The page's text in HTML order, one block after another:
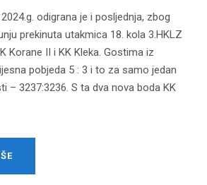
odigrana je i posljednja, zbog
prekinuta utakmica 18. kola 3.HKLZ
Korane II i KK Kleka. Gostima iz
pobjeda 5 : 3 i to za samo jedan
– 3237:3236. S ta dva nova boda KK